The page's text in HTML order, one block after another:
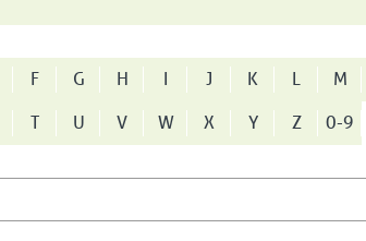
F G H I J K L M
T U V W X Y Z 0-9